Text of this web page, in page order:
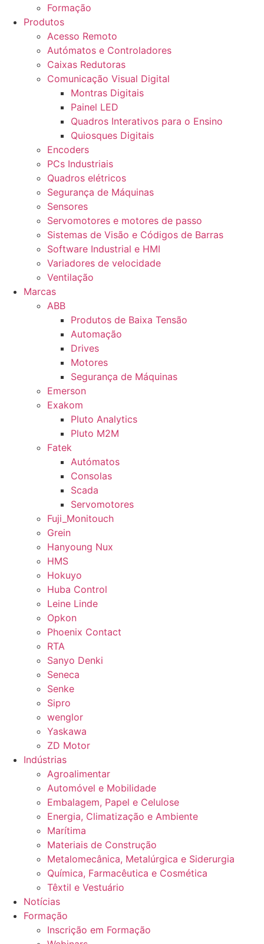
Formação
Produtos
Acesso Remoto
Autómatos e Controladores
Caixas Redutoras
Comunicação Visual Digital
Montras Digitais
Painel LED
Quadros Interativos para o Ensino
Quiosques Digitais
Encoders
PCs Industriais
Quadros elétricos
Segurança de Máquinas
Sensores
Servomotores e motores de passo
Sistemas de Visão e Códigos de Barras
Software Industrial e HMI
Variadores de velocidade
Ventilação
Marcas
ABB
Produtos de Baixa Tensão
Automação
Drives
Motores
Segurança de Máquinas
Emerson
Exakom
Pluto Analytics
Pluto M2M
Fatek
Autómatos
Consolas
Scada
Servomotores
Fuji_Monitouch
Grein
Hanyoung Nux
HMS
Hokuyo
Huba Control
Leine Linde
Opkon
Phoenix Contact
RTA
Sanyo Denki
Seneca
Senke
Sipro
wenglor
Yaskawa
ZD Motor
Indústrias
Agroalimentar
Automóvel e Mobilidade
Embalagem, Papel e Celulose
Energia, Climatização e Ambiente
Marítima
Materiais de Construção
Metalomecânica, Metalúrgica e Siderurgia
Química, Farmacêutica e Cosmética
Têxtil e Vestuário
Notícias
Formação
Inscrição em Formação